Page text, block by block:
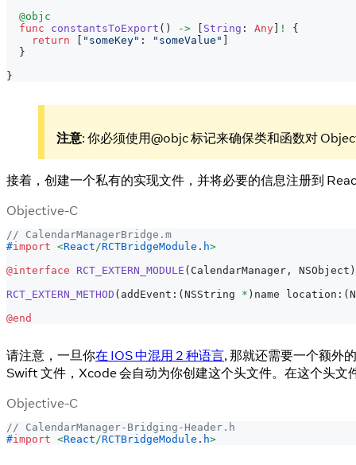
@objc
func
constantsToExport ( ) -> String : Any !
{
return
"someKey" : "someValue"
}
}
注意: 你必须使用@objc 标记来确保类和函数对
接着，创建一个私有的实现文件，并将必要的信息注册到
Objective-C
// CalendarManagerBridge.m
#import <React/RCTBridgeModule . h>
@interface
RCT_EXTERN_MODULE ( CalendarManager , NSObject )
RCT_EXTERN_METHOD ( addEvent : ( NSString * ) name location : (
@end
请注意，一旦你在 IOS 中混用 2 种语言, 那就还需要一个额外
Swift 文件，Xcode 会自动为你创建这个头文件。在这个头文
Objective-C
// CalendarManager-Bridging-Header.h
#import <React/RCTBridgeModule . h>